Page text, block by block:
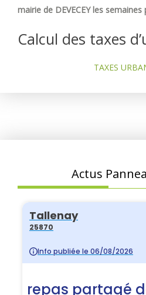
mairie de DEVECEY les semaines
Calcul des taxes
TAXES
Actus